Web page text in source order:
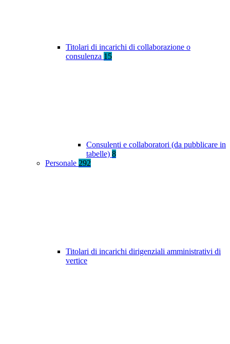
Titolari di incarichi di collaborazione o
consulenza 15
Consulenti e collaboratori (da pubblicare in
tabelle) 8
Personale 292
Titolari di incarichi dirigenziali amministrativi di
vertice